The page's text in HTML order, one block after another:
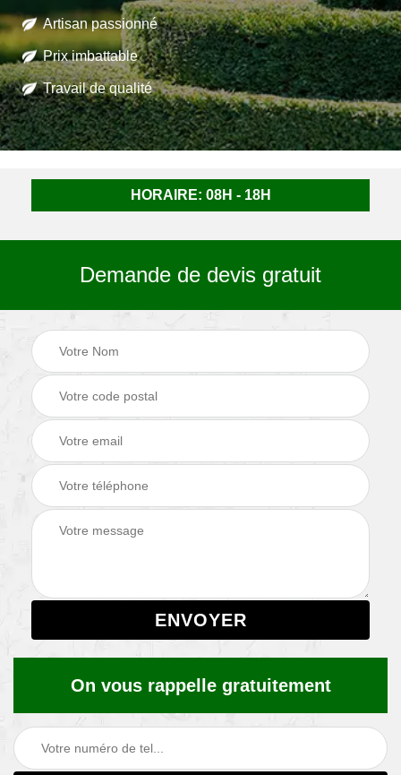
Artisan passionné
Prix imbattable
Travail de qualité
HORAIRE: 08H - 18H
Demande de devis gratuit
On vous rappelle gratuitement